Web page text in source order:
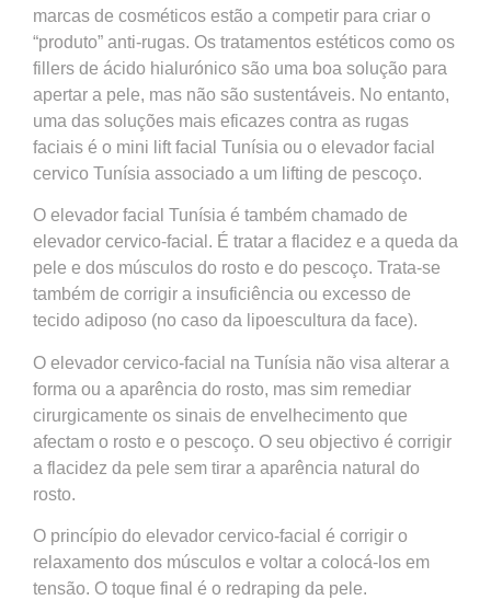
marcas de cosméticos estão a competir para criar o
“produto” anti-rugas. Os tratamentos estéticos como os
fillers de ácido hialurónico são uma boa solução para
apertar a pele, mas não são sustentáveis. No entanto,
uma das soluções mais eficazes contra as rugas
faciais é o mini lift facial Tunísia ou o elevador facial
cervico Tunísia associado a um lifting de pescoço.
O elevador facial Tunísia é também chamado de
elevador cervico-facial. É tratar a flacidez e a queda da
pele e dos músculos do rosto e do pescoço. Trata-se
também de corrigir a insuficiência ou excesso de
tecido adiposo (no caso da lipoescultura da face).
O elevador cervico-facial na Tunísia não visa alterar a
forma ou a aparência do rosto, mas sim remediar
cirurgicamente os sinais de envelhecimento que
afectam o rosto e o pescoço. O seu objectivo é corrigir
a flacidez da pele sem tirar a aparência natural do
rosto.
O princípio do elevador cervico-facial é corrigir o
relaxamento dos músculos e voltar a colocá-los em
tensão. O toque final é o redraping da pele.